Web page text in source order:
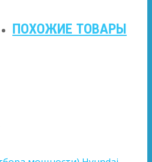
ПОХОЖИЕ ТОВАРЫ